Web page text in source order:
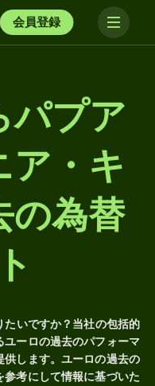
会員登録
パプア
ア・キ
の為替
たいですか？当社の包括的
ユーロの過去のパフォーマ
供します。ユーロの過去の
考にして情報に基づいた